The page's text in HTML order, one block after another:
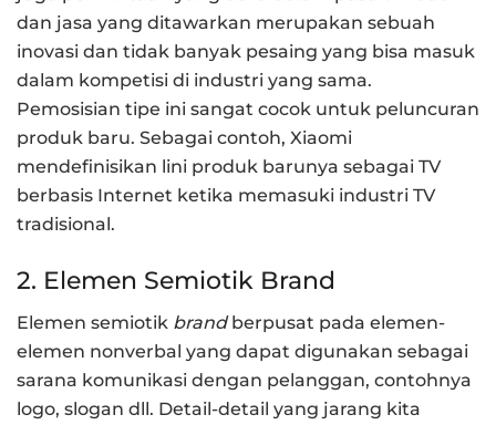
dan jasa yang ditawarkan merupakan sebuah
inovasi dan tidak banyak pesaing yang bisa masuk
dalam kompetisi di industri yang sama.
Pemosisian tipe ini sangat cocok untuk peluncuran
produk baru. Sebagai contoh, Xiaomi
mendefinisikan lini produk barunya sebagai TV
berbasis Internet ketika memasuki industri TV
tradisional.
2. Elemen Semiotik Brand
Elemen semiotik brandberpusat pada elemen-
elemen nonverbal yang dapat digunakan sebagai
sarana komunikasi dengan pelanggan, contohnya
logo, slogan dll. Detail-detail yang jarang kita